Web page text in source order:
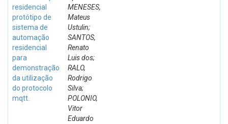
residencial
protótipo de
sistema de
automação
residencial
para
demonstração
da utilização
do protocolo
mqtt.
MENESES,
Mateus
Ustulin;
SANTOS,
Renato
Luis dos;
RALO,
Rodrigo
Silva;
POLONIO,
Vitor
Eduardo